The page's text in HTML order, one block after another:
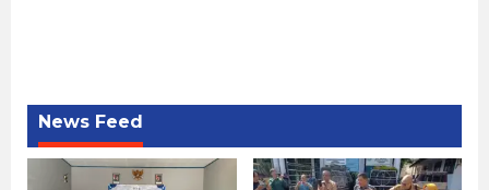
News Feed